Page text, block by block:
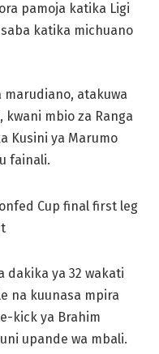
pamoja katika Ligi
saba katika michuano
atakuwa
mbio za Ranga
Kusini ya Marumo
fainali.
dakika ya 32 wakati
na kuunasa mpira
kick ya Brahim
upande wa mbali.